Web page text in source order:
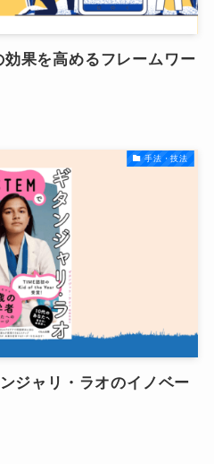
果を高めるフレームワー
手法・技法
ジャリ・ラオのイノベー